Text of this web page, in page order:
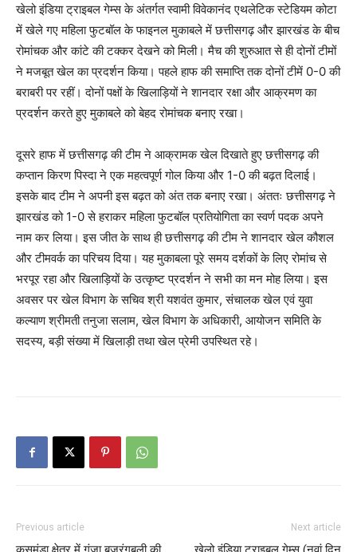
खेलो इंडिया ट्राइबल गेम्स के अंतर्गत स्वामी विवेकानंद एथलेटिक स्टेडियम कोटा
में खेले गए महिला फुटबॉल के फाइनल मुकाबले में छत्तीसगढ़ और झारखंड के बीच
रोमांचक और कांटे की टक्कर देखने को मिली। मैच की शुरुआत से ही दोनों टीमों
ने मजबूत खेल का प्रदर्शन किया। पहले हाफ की समाप्ति तक दोनों टीमें 0-0 की
बराबरी पर रहीं। दोनों पक्षों के खिलाड़ियों ने शानदार रक्षा और आक्रमण का
प्रदर्शन करते हुए मुकाबले को बेहद रोमांचक बनाए रखा।
दूसरे हाफ में छत्तीसगढ़ की टीम ने आक्रामक खेल दिखाते हुए छत्तीसगढ़ की
कप्तान किरण पिस्दा ने एक महत्वपूर्ण गोल किया और 1-0 की बढ़त दिलाई।
इसके बाद टीम ने अपनी इस बढ़त को अंत तक बनाए रखा। अंततः छत्तीसगढ़ ने
झारखंड को 1-0 से हराकर महिला फुटबॉल प्रतियोगिता का स्वर्ण पदक अपने
नाम कर लिया। इस जीत के साथ ही छत्तीसगढ़ की टीम ने शानदार खेल कौशल
और टीमवर्क का परिचय दिया। यह मुकाबला पूरे समय दर्शकों के लिए रोमांच से
भरपूर रहा और खिलाड़ियों के उत्कृष्ट प्रदर्शन ने सभी का मन मोह लिया। इस
अवसर पर खेल विभाग के सचिव श्री यशवंत कुमार, संचालक खेल एवं युवा
कल्याण श्रीमती तनुजा सलाम, खेल विभाग के अधिकारी, आयोजन समिति के
सदस्य, बड़ी संख्या में खिलाड़ी तथा खेल प्रेमी उपस्थित रहे।
Previous article Next article